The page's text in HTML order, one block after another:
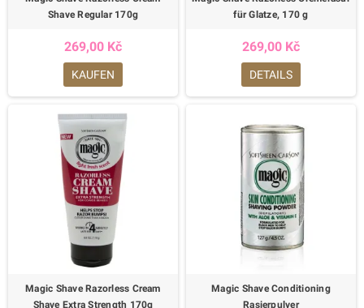
Shave Regular 170g
269,00 Kč
KAUFEN
für Glatze, 170 g
269,00 Kč
DETAILS
Magic Shave Razorless Cream
Shave Extra Strength 170g
Magic Shave Conditioning
Rasierpulver